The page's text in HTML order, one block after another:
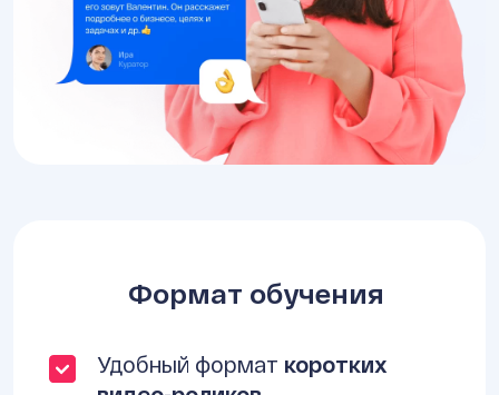
Формат обучения
Удобный формат коротких